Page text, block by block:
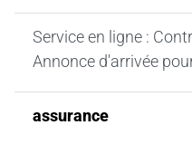
Service en ligne :
Annonce d'arrivée
assurance